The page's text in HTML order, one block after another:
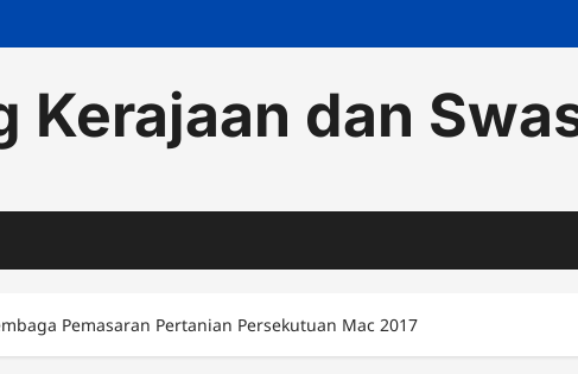
Kerajaan dan
Pemasaran Pertanian Persekutuan Mac 2017